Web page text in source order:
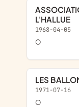
ASSOCIATION SPORTIVE DE LA VALLEE DE
L'HALLUE
1968-04-05
o
LES
1971-07-16
o